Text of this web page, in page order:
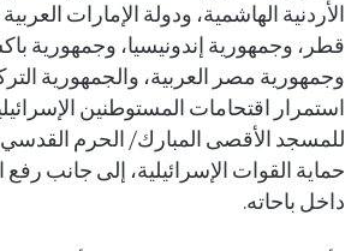
الأردنية الهاشمية، ودولة الإمارات
قطر، وجمهورية إندونيسيا، وجمهورية
وجمهورية مصر العربية، والجمهورية
استمرار اقتحامات المستوطنين
للمسجد الأقصى المبارك/ الحرم
حماية القوات الإسرائيلية، إلى جانب رفع
داخل باحاته.